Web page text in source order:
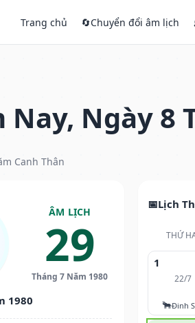
Trang chủ 🔄Chuyển đổi âm lịch
Ngày 8
Canh Thân
ÂM LỊCH
29
Tháng 7 Năm 1980
1980
Lịch
THỨ
1
22/7
🐂Đinh